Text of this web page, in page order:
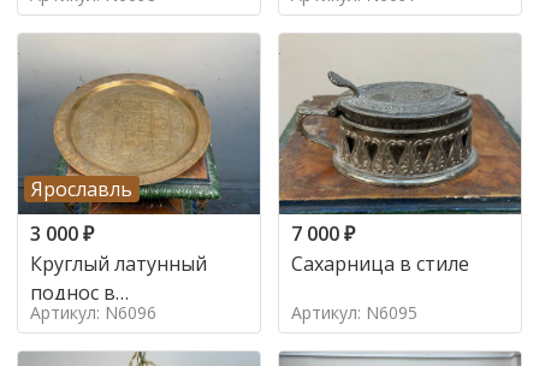
Ярославль
3 000₽
Круглый латунный
поднос в
марокканском стиле в
стиле
Артикул: N6096
7 000₽
Сахарница в стиле
Артикул: N6095